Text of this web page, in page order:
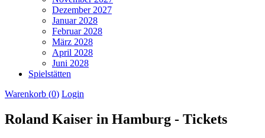
Dezember 2027
Januar 2028
Februar 2028
März 2028
April 2028
Juni 2028
Spielstätten
Warenkorb (0) Login
Roland Kaiser in Hamburg - Tickets